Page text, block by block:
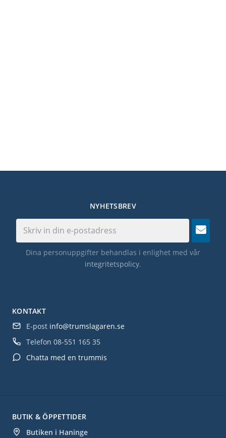
BUTIK & ÖPPETTIDER
Butiken i Haninge
KONTAKT
E-post info@trumslagaren.se
Telefon 08-551 165 35
Chatta med en trummis
NYHETSBREV
Dina personuppgifter behandlas i enlighet med vår
integritetspolicy.